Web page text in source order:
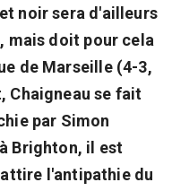
noir sera d'ailleurs
mais doit pour cela
de Marseille (4-3,
Chaigneau se fait
par Simon
Brighton, il est
l'antipathie du